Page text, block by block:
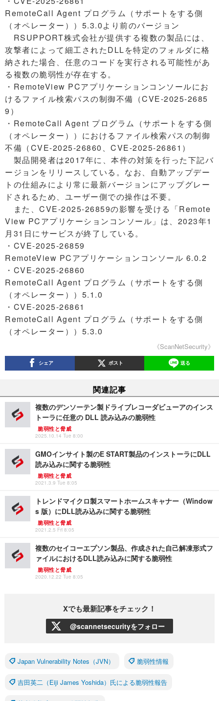
RemoteCall Agent プログラム（サポートをする側
（オペレーター））5.3.0より前のバージョン
RSUPPORT株式会社が提供する複数の製品には、
攻撃者によって細工されたDLLを特定のフォルダに格
納された場合、任意のコードを実行される可能性があ
る複数の脆弱性が存在する。
・RemoteView PCアプリケーションコンソールにお
けるファイル検索パスの制御不備（CVE-2025-2685
9）
・RemoteCall Agent プログラム（サポートをする側
（オペレーター））におけるファイル検索パスの制御
不備（CVE-2025-26860、CVE-2025-26861）
製品開発者は2017年に、本件の対策を行った下記バ
ージョンをリリースしている。なお、自動アップデー
トの仕組みにより常に最新バージョンにアップグレー
ドされるため、ユーザー側での操作は不要。
また、CVE-2025-26859の影響を受ける「Remote
View PCアプリケーションコンソール」は、2023年1
月31日にサービスが終了している。
・CVE-2025-26859
RemoteView PCアプリケーションコンソール 6.0.2
・CVE-2025-26860
RemoteCall Agent プログラム（サポートをする側
（オペレーター））5.1.0
・CVE-2025-26861
RemoteCall Agent プログラム（サポートをする側
（オペレーター））5.3.0
《ScanNetSecurity》
シェア ポスト 送る
関連記事
複数のデンソーテン製ドライブレコーダビューアのインス
トーラに任意の DLL 読み込みの脆弱性
脆弱性と脅威
2025.10.14 Tue 8:00
GMOインサイト製のE START製品のインストーラにDLL
読み込みに関する脆弱性
脆弱性と脅威
2021.3.9 Tue 8:05
トレンドマイクロ製スマートホームスキャナー（Window
s 版）にDLL読み込みに関する脆弱性
脆弱性と脅威
2021.2.5 Fri 8:05
複数のセイコーエプソン製品、作成された自己解凍形式フ
ァイルにおけるDLL読み込みに関する脆弱性
脆弱性と脅威
2020.12.22 Tue 8:05
Xでも最新記事をチェック！
@scannetsecurityをフォロー
Japan Vulnerability Notes（JVN） 脆弱性情報
吉田英二（Eiji James Yoshida）氏による脆弱性報告